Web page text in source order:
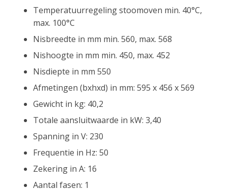
Temperatuurregeling stoomoven min. 40°C,
max. 100°C
Nisbreedte in mm min. 560, max. 568
Nishoogte in mm min. 450, max. 452
Nisdiepte in mm 550
Afmetingen (bxhxd) in mm: 595 x 456 x 569
Gewicht in kg: 40,2
Totale aansluitwaarde in kW: 3,40
Spanning in V: 230
Frequentie in Hz: 50
Zekering in A: 16
Aantal fasen: 1